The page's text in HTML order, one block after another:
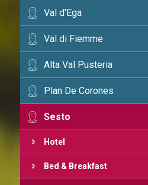
Val d'Ega
Val di Fiemme
Alta Val Pusteria
Plan De Corones
Sesto
Hotel
Bed & Breakfast